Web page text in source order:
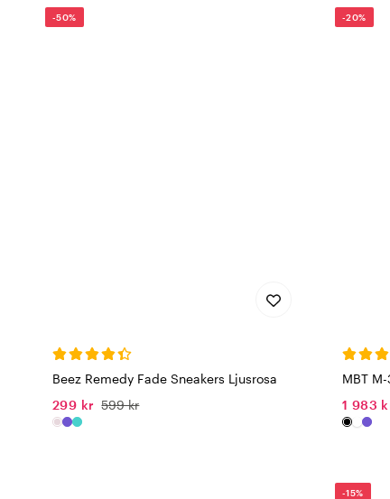
-50%
Beez Remedy Fade Sneakers Ljusrosa
299 kr 599 kr
-20%
MBT
1 983
-15%